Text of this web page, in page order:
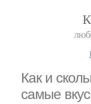
Как и
самые